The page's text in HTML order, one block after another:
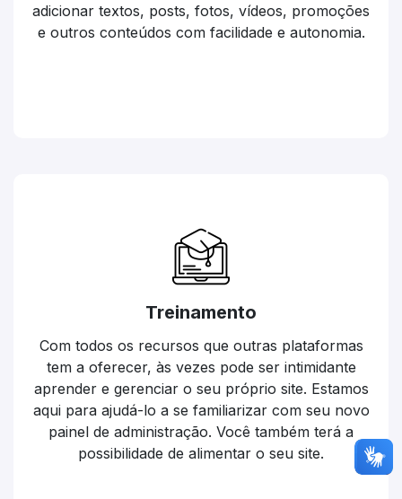
adicionar textos, posts, fotos, vídeos, promoções
e outros conteúdos com facilidade e autonomia.
Treinamento
Com todos os recursos que outras plataformas
tem a oferecer, às vezes pode ser intimidante
aprender e gerenciar o seu próprio site. Estamos
aqui para ajudá-lo a se familiarizar com seu novo
painel de administração. Você também terá a
possibilidade de alimentar o seu site.